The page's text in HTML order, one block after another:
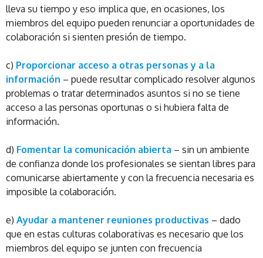
lleva su tiempo y eso implica que, en ocasiones, los
miembros del equipo pueden renunciar a oportunidades de
colaboración si sienten presión de tiempo.
c) Proporcionar acceso a otras personas y a la
información – puede resultar complicado resolver algunos
problemas o tratar determinados asuntos si no se tiene
acceso a las personas oportunas o si hubiera falta de
información.
d) Fomentar la comunicación abierta – sin un ambiente
de confianza donde los profesionales se sientan libres para
comunicarse abiertamente y con la frecuencia necesaria es
imposible la colaboración.
e) Ayudar a mantener reuniones productivas – dado
que en estas culturas colaborativas es necesario que los
miembros del equipo se junten con frecuencia